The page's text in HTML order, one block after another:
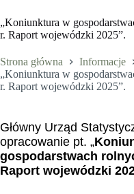
„Koniunktura w
r. Raport wojewódzki 2025”.
Strona główna
Informacje
„Koniunktura w
r. Raport wojewódzki 2025”.
Główny Urząd
opracowanie pt. „
gospodarstwach
Raport wojewódzki